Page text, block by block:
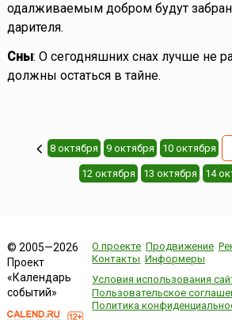
одалживаемым добром будут
дарителя.
Сны: О сегодняшних снах лучше не
должны остаться в тайне.
8 октября 9 октября 10 октября
12 октября 13 октября 14
© 2005—2026
Проект
«Календарь
событий»
О проекте Продвижение
Контакты Информеры
Условия использования
Пользовательское
Политика